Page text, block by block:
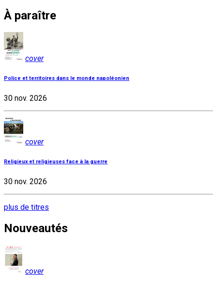
À paraître
cover
Police et territoires dans le monde napoléonien
30 nov. 2026
cover
Religieux et religieuses face à la guerre
30 nov. 2026
plus de titres
Nouveautés
cover